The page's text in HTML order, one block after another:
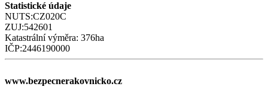
Statistické údaje
NUTS:CZ020C
ZUJ:542601
Katastrální výměra: 376ha
IČP:2446190000
www.bezpecnerakovnicko.cz